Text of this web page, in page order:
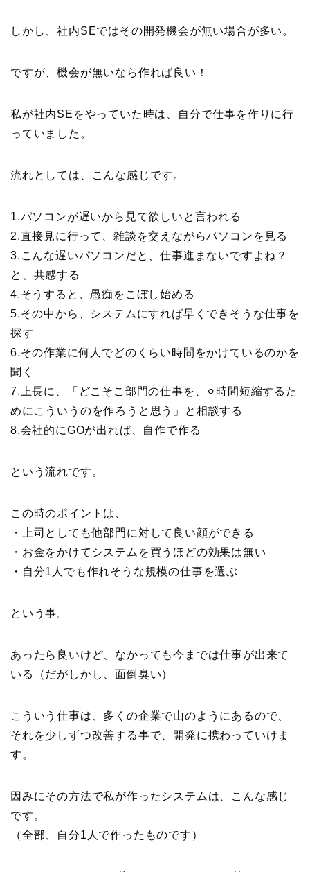
しかし、社内SEではその開発機会が無い場合が多い。
ですが、機会が無いなら作れば良い！
私が社内SEをやっていた時は、自分で仕事を作りに行
っていました。
流れとしては、こんな感じです。
1.パソコンが遅いから見て欲しいと言われる
2.直接見に行って、雑談を交えながらパソコンを見る
3.こんな遅いパソコンだと、仕事進まないですよね？
と、共感する
4.そうすると、愚痴をこぼし始める
5.その中から、システムにすれば早くできそうな仕事を
探す
6.その作業に何人でどのくらい時間をかけているのかを
聞く
7.上長に、「どこそこ部門の仕事を、⚪︎時間短縮するた
めにこういうのを作ろうと思う」と相談する
8.会社的にGOが出れば、自作で作る
という流れです。
この時のポイントは、
・上司としても他部門に対して良い顔ができる
・お金をかけてシステムを買うほどの効果は無い
・自分1人でも作れそうな規模の仕事を選ぶ
という事。
あったら良いけど、なかっても今までは仕事が出来て
いる（だがしかし、面倒臭い）
こういう仕事は、多くの企業で山のようにあるので、
それを少しずつ改善する事で、開発に携わっていけま
す。
因みにその方法で私が作ったシステムは、こんな感じ
です。
（全部、自分1人で作ったものです）